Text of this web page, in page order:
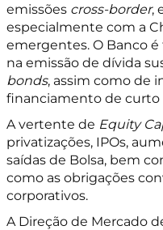
emissões cross-border,
especialmente com a
emergentes. O Banco
na emissão de dívida
bonds, assim como de
financiamento de curto
A vertente de Equity
privatizações, IPOs,
saídas de Bolsa, bem
como as obrigações
corporativos.
A Direção de Mercado